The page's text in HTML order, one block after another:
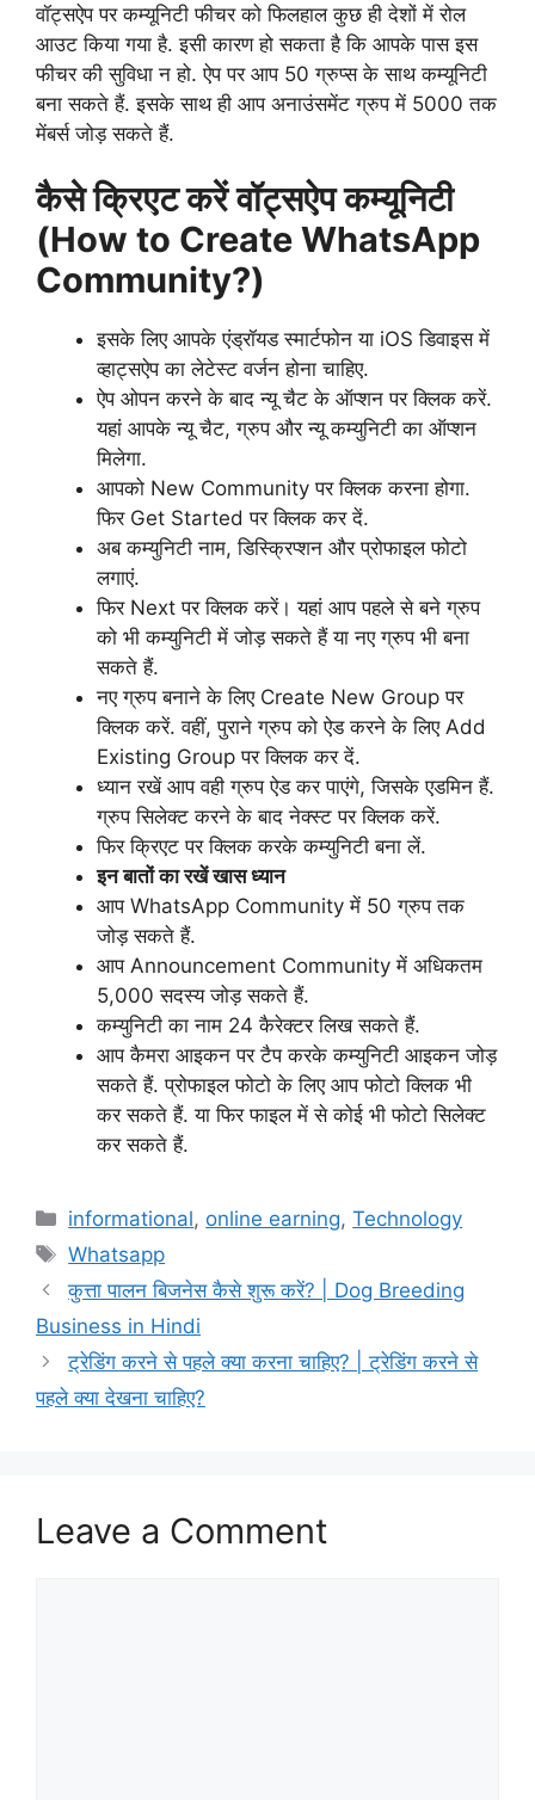
वॉट्सऐप पर कम्यूनिटी फीचर को फिलहाल कुछ ही देशों में रोल
आउट किया गया है. इसी कारण हो सकता है कि आपके पास इस
फीचर की सुविधा न हो. ऐप पर आप 50 ग्रुप्स के साथ कम्यूनिटी
बना सकते हैं. इसके साथ ही आप अनाउंसमेंट ग्रुप में 5000 तक
मेंबर्स जोड़ सकते हैं.
कैसे क्रिएट करें वॉट्सऐप कम्यूनिटी
(How to Create WhatsApp
Community?)
इसके लिए आपके एंड्रॉयड स्मार्टफोन या iOS डिवाइस में
व्हाट्सऐप का लेटेस्ट वर्जन होना चाहिए.
ऐप ओपन करने के बाद न्यू चैट के ऑप्शन पर क्लिक करें.
यहां आपके न्यू चैट, ग्रुप और न्यू कम्युनिटी का ऑप्शन
मिलेगा.
आपको New Community पर क्लिक करना होगा.
फिर Get Started पर क्लिक कर दें.
अब कम्युनिटी नाम, डिस्क्रिप्शन और प्रोफाइल फोटो
लगाएं.
फिर Next पर क्लिक करें। यहां आप पहले से बने ग्रुप
को भी कम्युनिटी में जोड़ सकते हैं या नए ग्रुप भी बना
सकते हैं.
नए ग्रुप बनाने के लिए Create New Group पर
क्लिक करें. वहीं, पुराने ग्रुप को ऐड करने के लिए Add
Existing Group पर क्लिक कर दें.
ध्यान रखें आप वही ग्रुप ऐड कर पाएंगे, जिसके एडमिन हैं.
ग्रुप सिलेक्ट करने के बाद नेक्स्ट पर क्लिक करें.
फिर क्रिएट पर क्लिक करके कम्युनिटी बना लें.
इन बातों का रखें खास ध्यान
आप WhatsApp Community में 50 ग्रुप तक
जोड़ सकते हैं.
आप Announcement Community में अधिकतम
5,000 सदस्य जोड़ सकते हैं.
कम्युनिटी का नाम 24 कैरेक्टर लिख सकते हैं.
आप कैमरा आइकन पर टैप करके कम्युनिटी आइकन जोड़
सकते हैं. प्रोफाइल फोटो के लिए आप फोटो क्लिक भी
कर सकते हैं. या फिर फाइल में से कोई भी फोटो सिलेक्ट
कर सकते हैं.
Categories
informational, online earning,Technology
Tags
Whatsapp
कुत्ता पालन बिजनेस कैसे शुरू करें? | Dog Breeding
Business in Hindi
ट्रेडिंग करने से पहले क्या करना चाहिए? | ट्रेडिंग करने से
पहले क्या देखना चाहिए?
Leave a Comment